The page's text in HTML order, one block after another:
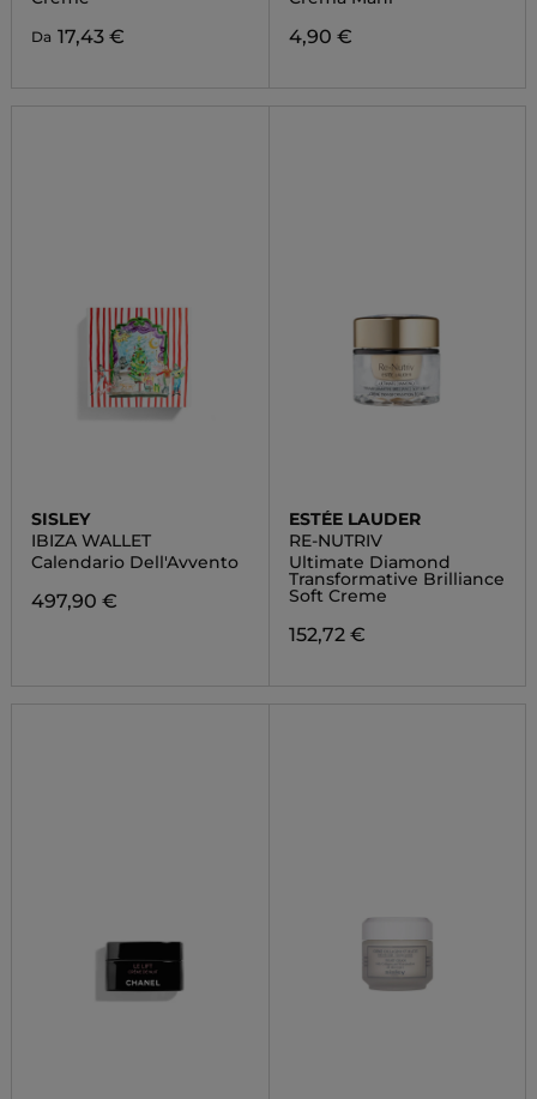
Da 17,43 € 4,90 €
SISLEY
IBIZA WALLET
Calendario Dell'Avvento
497,90 €
ESTÉE LAUDER
RE-NUTRIV
Ultimate Diamond
Transformative Brilliance
Soft Creme
152,72 €